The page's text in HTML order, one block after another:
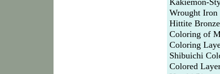
Wrought Iron
Hittite
Coloring of
Coloring
Shibuichi
Colored